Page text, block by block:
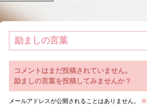
励ましの言葉
コメントはまだ投稿されていません。
励ましの言葉を投稿してみませんか？
メールアドレスが公開されることはありません。 ※